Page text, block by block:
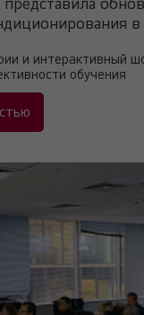
и интерактивный
обучения